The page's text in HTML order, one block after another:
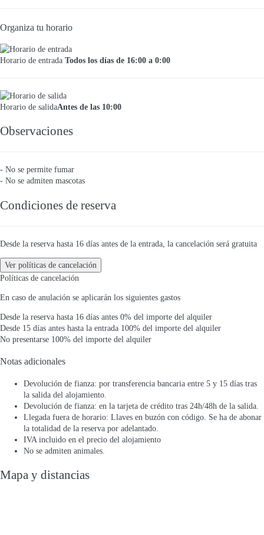
Organiza tu horario
Horario de entrada Todos los días de 16:00 a 0:00
Horario de salidaAntes de las 10:00
Observaciones
- No se permite fumar
- No se admiten mascotas
Condiciones de reserva
Desde la reserva hasta 16 días antes de la entrada, la cancelación será gratuita
Ver políticas de cancelación
Políticas de cancelación
En caso de anulación se aplicarán los siguientes gastos
Desde la reserva hasta 16 días antes 0% del importe del alquiler
Desde 15 días antes hasta la entrada 100% del importe del alquiler
No presentarse 100% del importe del alquiler
Notas adicionales
Devolución de fianza: por transferencia bancaria entre 5 y 15 días tras
la salida del alojamiento.
Devolución de fianza: en la tarjeta de crédito tras 24h/48h de la salida.
Llegada fuera de horario: Llaves en buzón con código. Se ha de abonar
la totalidad de la reserva por adelantado.
IVA incluido en el precio del alojamiento
No se admiten animales.
Mapa y distancias